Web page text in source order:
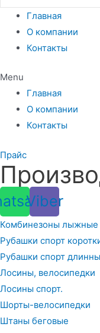
Главная
О компании
Контакты
Menu
Главная
О компании
Контакты
Прайс
Viber
Комбинезоны лыжные
Рубашки спорт
Рубашки спорт
Лосины, велосипедки
Лосины спорт.
Шорты-велосипедки
Штаны беговые